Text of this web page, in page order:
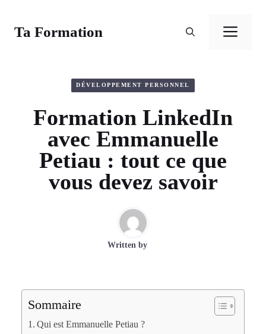
contenuTa Formation
DÉVELOPPEMENT PERSONNEL
Formation LinkedIn
avec Emmanuelle
Petiau : tout ce que
vous devez savoir
Written by
Sommaire
Qui est Emmanuelle Petiau ?